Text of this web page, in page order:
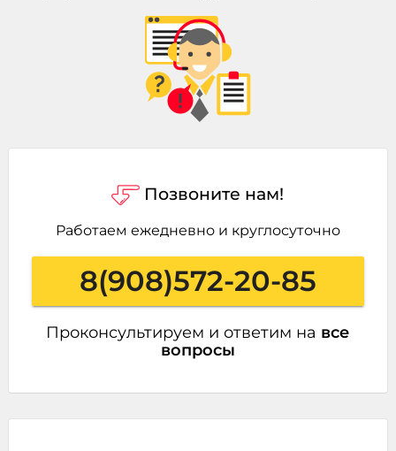
Позвоните нам!
Работаем ежедневно и круглосуточно
8(908)572-20-85
Проконсультируем и ответим на все
вопросы